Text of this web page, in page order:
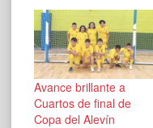
Avance brillante a
Cuartos de final de
Copa del Alevín